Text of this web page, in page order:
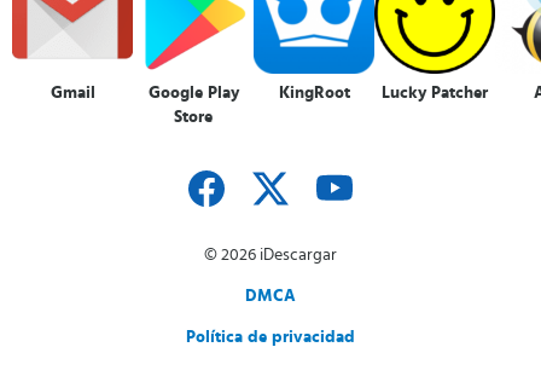
Gmail
Google Play
Store
KingRoot Lucky Patcher
© 2026 iDescargar
DMCA
Política de privacidad